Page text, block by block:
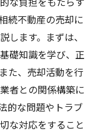
続不動産の売却に
します。まずは、
礎知識を学び、正
た、売却活動を行
者との関係構築に
的な問題やトラブ
な対応をすること